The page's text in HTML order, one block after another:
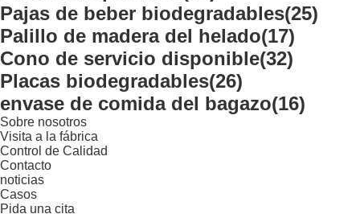
Pajas de beber biodegradables(25)
Palillo de madera del helado(17)
Cono de servicio disponible(32)
Placas biodegradables(26)
envase de comida del bagazo(16)
Sobre nosotros
Visita a la fábrica
Control de Calidad
Contacto
noticias
Casos
Pida una cita